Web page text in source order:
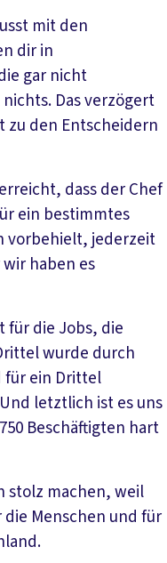
mit den
dir in
gar nicht
Das verzögert
zu den Entscheidern
dass der Chef
ein bestimmtes
vorbehielt, jederzeit
haben es
für die Jobs, die
wurde durch
für ein Drittel
letztlich ist es uns
Beschäftigten hart
stolz machen, weil
Menschen und für